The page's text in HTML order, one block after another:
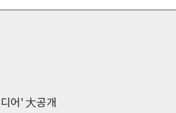
어' 大공개